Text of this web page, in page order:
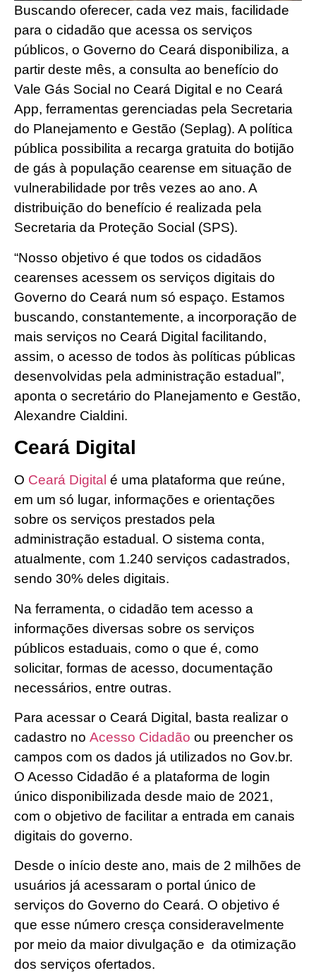
Buscando oferecer, cada vez mais, facilidade
para o cidadão que acessa os serviços
públicos, o Governo do Ceará disponibiliza, a
partir deste mês, a consulta ao benefício do
Vale Gás Social no Ceará Digital e no Ceará
App, ferramentas gerenciadas pela Secretaria
do Planejamento e Gestão (Seplag). A política
pública possibilita a recarga gratuita do botijão
de gás à população cearense em situação de
vulnerabilidade por três vezes ao ano. A
distribuição do benefício é realizada pela
Secretaria da Proteção Social (SPS).
“Nosso objetivo é que todos os cidadãos
cearenses acessem os serviços digitais do
Governo do Ceará num só espaço. Estamos
buscando, constantemente, a incorporação de
mais serviços no Ceará Digital facilitando,
assim, o acesso de todos às políticas públicas
desenvolvidas pela administração estadual”,
aponta o secretário do Planejamento e Gestão,
Alexandre Cialdini.
Ceará Digital
O Ceará Digital é uma plataforma que reúne,
em um só lugar, informações e orientações
sobre os serviços prestados pela
administração estadual. O sistema conta,
atualmente, com 1.240 serviços cadastrados,
sendo 30% deles digitais.
Na ferramenta, o cidadão tem acesso a
informações diversas sobre os serviços
públicos estaduais, como o que é, como
solicitar, formas de acesso, documentação
necessários, entre outras.
Para acessar o Ceará Digital, basta realizar o
cadastro no Acesso Cidadão ou preencher os
campos com os dados já utilizados no Gov.br.
O Acesso Cidadão é a plataforma de login
único disponibilizada desde maio de 2021,
com o objetivo de facilitar a entrada em canais
digitais do governo.
Desde o início deste ano, mais de 2 milhões de
usuários já acessaram o portal único de
serviços do Governo do Ceará. O objetivo é
que esse número cresça consideravelmente
por meio da maior divulgação e da otimização
dos serviços ofertados.